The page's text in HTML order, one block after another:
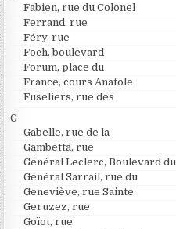
Fabien, rue du Colonel
Ferrand, rue
Féry, rue
Foch, boulevard
Forum, place du
France, cours Anatole
Fuseliers, rue des
G
Gabelle, rue de la
Gambetta, rue
Général Leclerc, Boulevard du
Général Sarrail, rue du
Geneviève, rue Sainte
Geruzez, rue
Goïot, rue